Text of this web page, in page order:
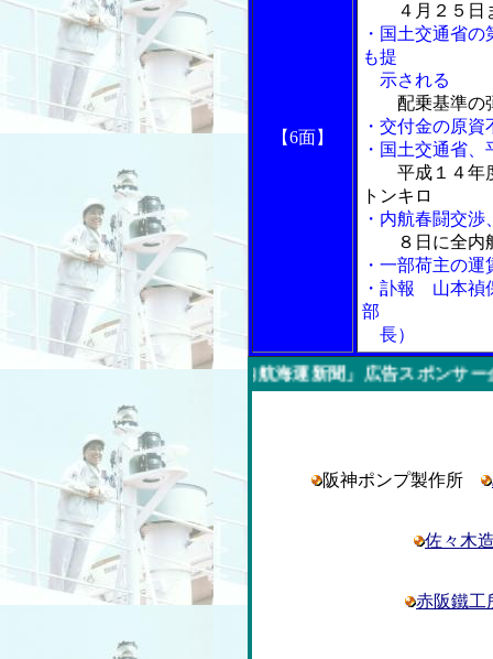
【6面】
４月２５日
・国土交通省
も提
示される
配乗基準の
・交付金の原
・国土交通省
平成１４年
トンキロ
・内航春闘交
８日に全内
・一部荷主の
・訃報 山本禎
部
長）
今週の「内航海運新聞」広告スポンサー企業
阪神ポンプ製作所
佐々木
赤阪鐵工